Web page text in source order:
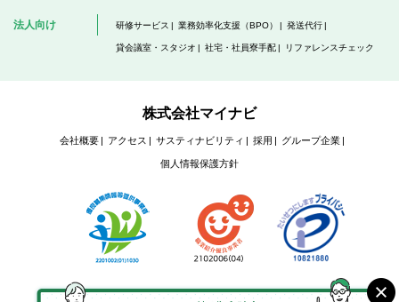
法人向け 研修サービス 業務効率化支援（BPO） 発送代行
貸会議室・スタジオ 社宅・社員寮手配 リファレンスチェック
株式会社マイナビ
会社概要 アクセス サスティナビリティ 採用 グループ企業
個人情報保護方針